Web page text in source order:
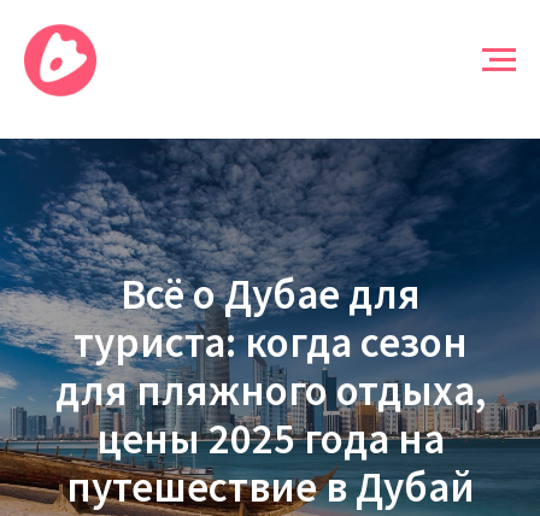
Всё о Дубае для
туриста: когда сезон
для пляжного отдыха,
цены 2025 года на
путешествие в Дубай